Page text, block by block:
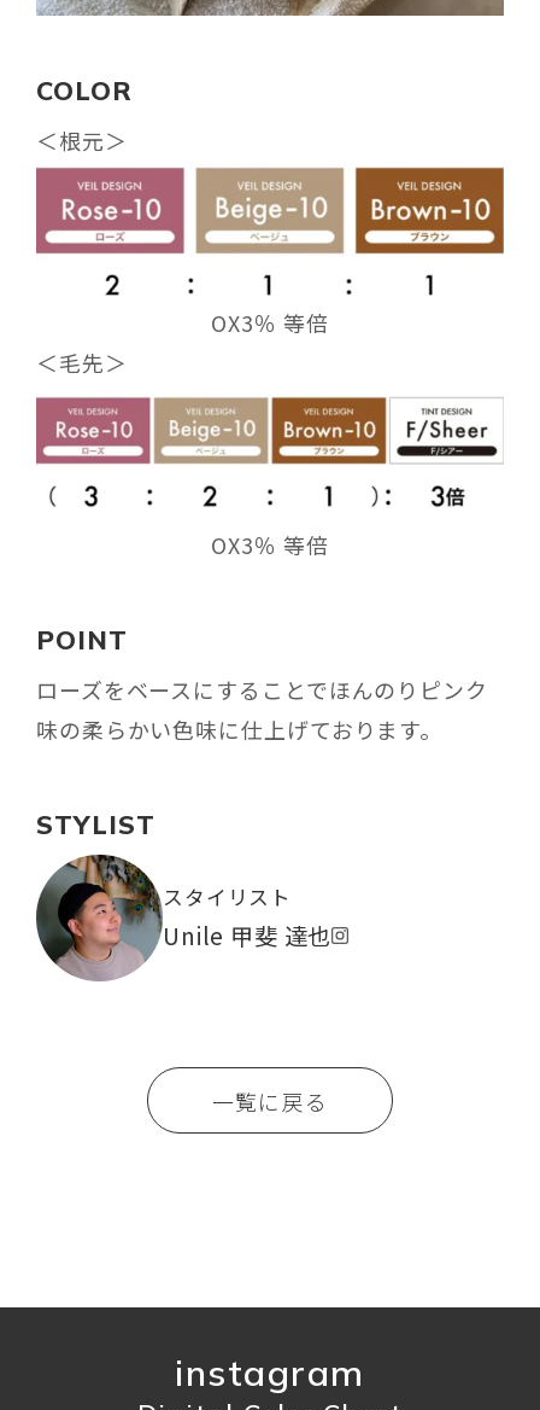
COLOR
＜根元＞
OX3％ 等倍
＜毛先＞
OX3％ 等倍
POINT
ローズをベースにすることでほんのりピンク
味の柔らかい色味に仕上げております。
STYLIST
スタイリスト
Unile 甲斐 達也
一覧に戻る
instagram